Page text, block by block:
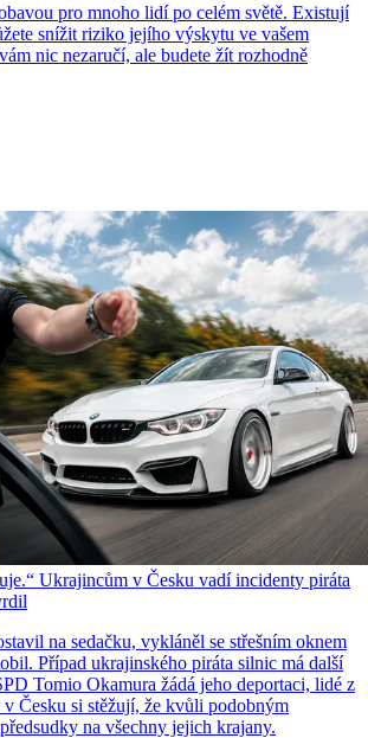
pro mnoho lidí po celém světě. Existují
snížit riziko jejího výskytu ve vašem
nic nezaručí, ale budete žít rozhodně
Ukrajincům v Česku vadí incidenty piráta
na sedačku, vykláněl se střešním oknem
Případ ukrajinského piráta silnic má další
Tomio Okamura žádá jeho deportaci, lidé z
Česku si stěžují, že kvůli podobným
na všechny jejich krajany.